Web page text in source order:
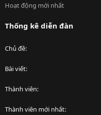
Hoạt động mới nhất
Thống kê diễn đàn
Chủ đề
Bài viết
Thành viên
Thành viên mới nhất